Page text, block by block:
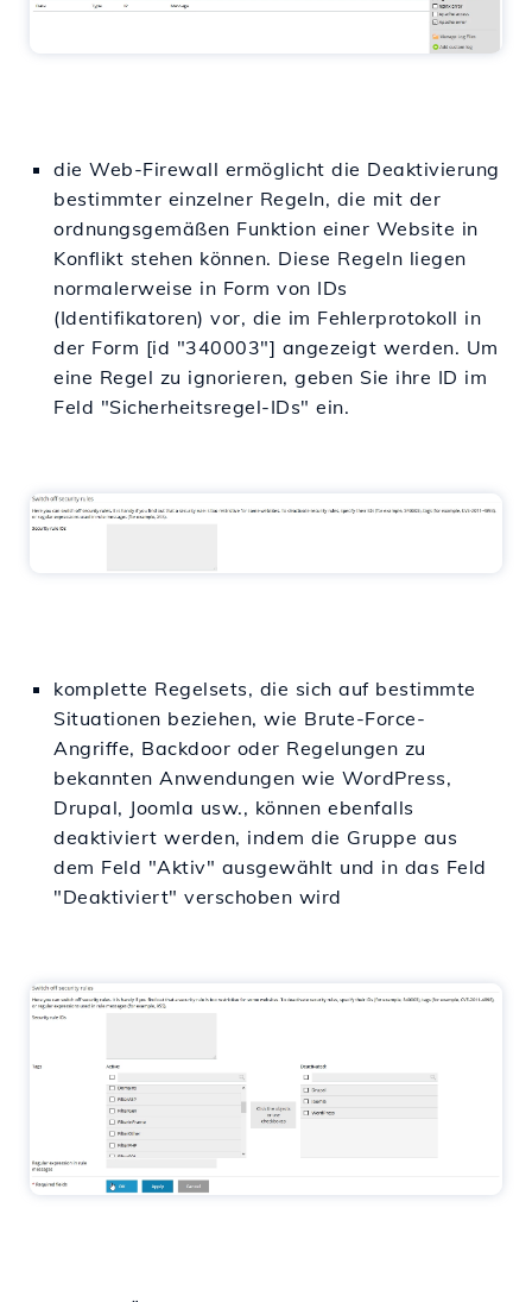
die Web-Firewall ermöglicht die Deaktivierung
bestimmter einzelner Regeln, die mit der
ordnungsgemäßen Funktion einer Website in
Konflikt stehen können. Diese Regeln liegen
normalerweise in Form von IDs
(Identifikatoren) vor, die im Fehlerprotokoll in
der Form [id "340003"] angezeigt werden. Um
eine Regel zu ignorieren, geben Sie ihre ID im
Feld "Sicherheitsregel-IDs" ein.
komplette Regelsets, die sich auf bestimmte
Situationen beziehen, wie Brute-Force-
Angriffe, Backdoor oder Regelungen zu
bekannten Anwendungen wie WordPress,
Drupal, Joomla usw., können ebenfalls
deaktiviert werden, indem die Gruppe aus
dem Feld "Aktiv" ausgewählt und in das Feld
"Deaktiviert" verschoben wird